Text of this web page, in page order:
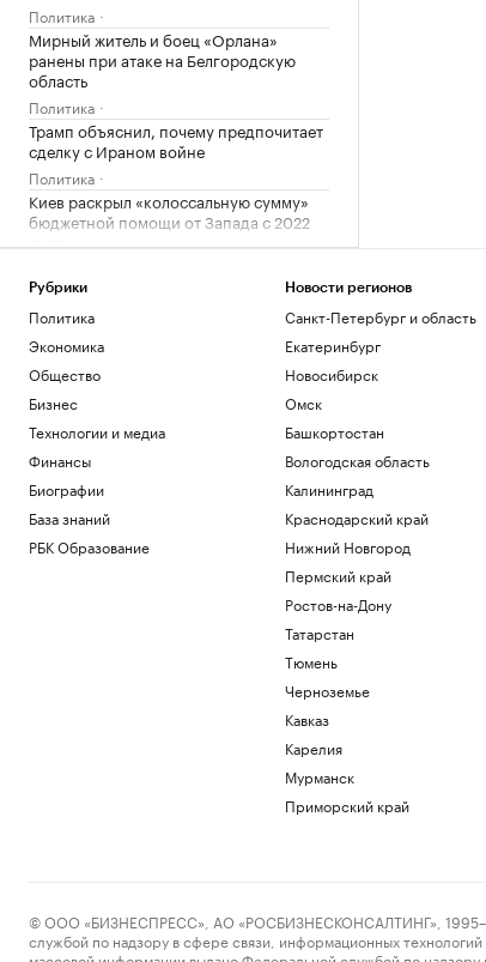
Политика
Мирный житель и боец «Орлана»
ранены при атаке на Белгородскую
область
Политика
Трамп объяснил, почему предпочитает
сделку с Ираном войне
Политика
Киев раскрыл «колоссальную сумму»
бюджетной помощи от Запада с 2022
Рубрики
Политика
Экономика
Общество
Бизнес
Технологии и медиа
Финансы
Биографии
База знаний
РБК Образование
Новости регионов
Санкт-Петербург и область
Екатеринбург
Новосибирск
Омск
Башкортостан
Вологодская область
Калининград
Краснодарский край
Нижний Новгород
Пермский край
Ростов-на-Дону
Татарстан
Тюмень
Черноземье
Кавказ
Карелия
Мурманск
Приморский край
© ООО «БИЗНЕСПРЕСС», АО «РОСБИЗНЕСКОНСАЛТИНГ»,
службой по надзору в сфере связи, информационных